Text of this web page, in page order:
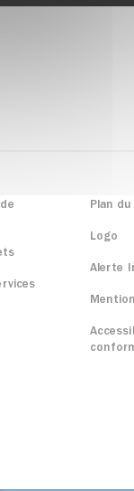
Plan
Logo
Alerte